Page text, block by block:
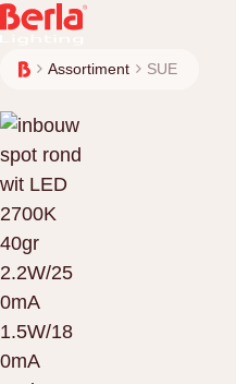
Assortiment SUE